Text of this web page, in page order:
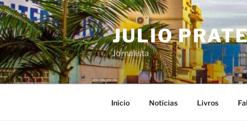
Pular
para
o
conteúdo
JULIO
Jornalista
Início Notícias Livros